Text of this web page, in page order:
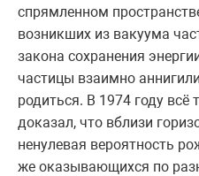
спрямленном
возникших из вакуума
закона сохранения
частицы взаимно
родиться. В 1974 году всё
доказал, что вблизи
ненулевая вероятность
же оказывающихся по